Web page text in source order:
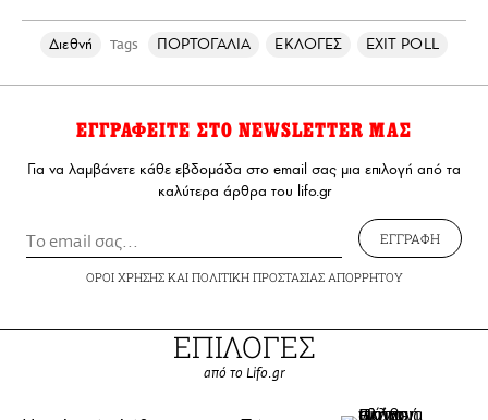
Διεθνή Tags ΠΟΡΤΟΓΑΛΙΑ ΕΚΛΟΓΕΣ EXIT POLL
ΕΓΓΡΑΦΕΙΤΕ ΣΤΟ NEWSLETTER ΜΑΣ
Για να λαμβάνετε κάθε εβδομάδα στο email σας μια επιλογή από τα
καλύτερα άρθρα του lifo.gr
ΕΓΓΡΑΦΗ
ΟΡΟΙ ΧΡΗΣΗΣΚΑΙ ΠΟΛΙΤΙΚΗ ΠΡΟΣΤΑΣΙΑΣ ΑΠΟΡΡΗΤΟΥ
ΕΠΙΛΟΓΕΣ
από το Lifo.gr